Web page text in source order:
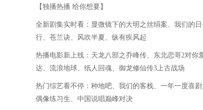
【独播热播 给你想要】
全新剧集实时看：显微镜下的大明之丝绢案、我们的
行、苍兰诀、风吹半夏、纵有疾风起
热播电影新上线：天龙八部之乔峰传、东北恋哥2对
达、流浪地球、纸人回魂、御龙修仙传3上古战场
热门综艺看不停：种地吧、我们的客栈、一年一度喜
偶像练习生、中国说唱巅峰对决